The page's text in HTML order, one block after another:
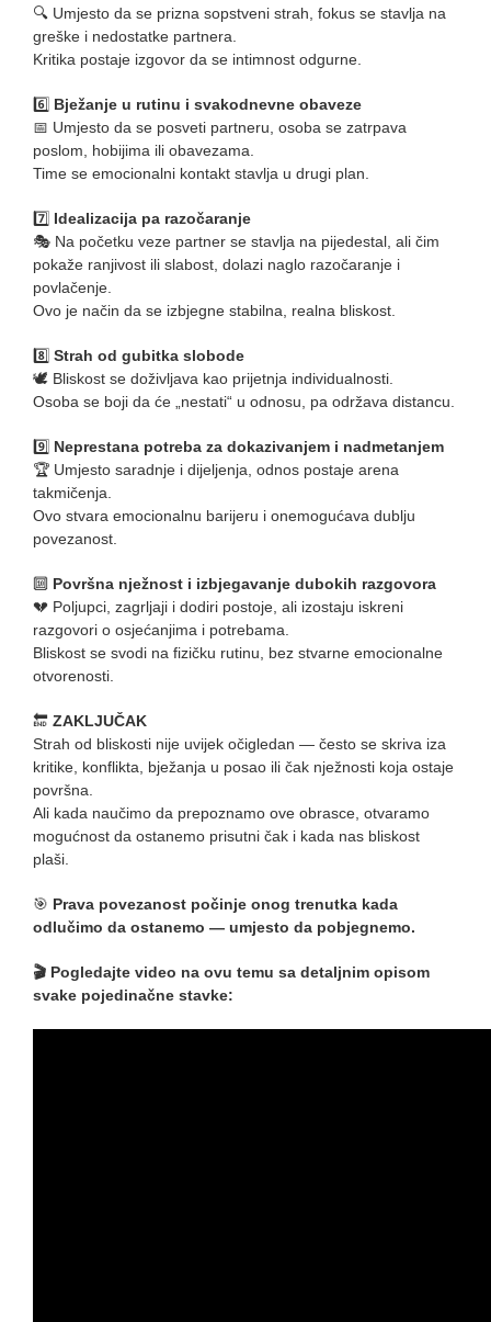
🔍 Umjesto da se prizna sopstveni strah, fokus se stavlja na
greške i nedostatke partnera.
Kritika postaje izgovor da se intimnost odgurne.
6️⃣ Bježanje u rutinu i svakodnevne obaveze
📅 Umjesto da se posveti partneru, osoba se zatrpava
poslom, hobijima ili obavezama.
Time se emocionalni kontakt stavlja u drugi plan.
7️⃣ Idealizacija pa razočaranje
🎭 Na početku veze partner se stavlja na pijedestal, ali čim
pokaže ranjivost ili slabost, dolazi naglo razočaranje i
povlačenje.
Ovo je način da se izbjegne stabilna, realna bliskost.
8️⃣ Strah od gubitka slobode
🕊️ Bliskost se doživljava kao prijetnja individualnosti.
Osoba se boji da će „nestati“ u odnosu, pa održava distancu.
9️⃣ Neprestana potreba za dokazivanjem i nadmetanjem
🏆 Umjesto saradnje i dijeljenja, odnos postaje arena
takmičenja.
Ovo stvara emocionalnu barijeru i onemogućava dublju
povezanost.
🔟 Površna nježnost i izbjegavanje dubokih razgovora
💔 Poljupci, zagrljaji i dodiri postoje, ali izostaju iskreni
razgovori o osjećanjima i potrebama.
Bliskost se svodi na fizičku rutinu, bez stvarne emocionalne
otvorenosti.
🔚 ZAKLJUČAK
Strah od bliskosti nije uvijek očigledan — često se skriva iza
kritike, konflikta, bježanja u posao ili čak nježnosti koja ostaje
površna.
Ali kada naučimo da prepoznamo ove obrasce, otvaramo
mogućnost da ostanemo prisutni čak i kada nas bliskost
plaši.
🎯 Prava povezanost počinje onog trenutka kada
odlučimo da ostanemo — umjesto da pobjegnemo.
🎬 Pogledajte video na ovu temu sa detaljnim opisom
svake pojedinačne stavke: